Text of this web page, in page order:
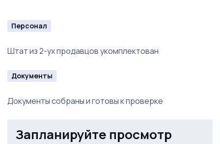
Персонал
Штат из 2-ух продавцов укомплектован
Документы
Документы собраны и готовы к проверке
Запланируйте просмотр